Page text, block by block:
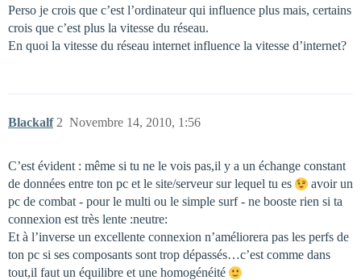
Perso je crois que c’est l’ordinateur qui influence plus mais, certains
crois que c’est plus la vitesse du réseau.
En quoi la vitesse du réseau internet influence la vitesse d’internet?
Blackalf Novembre 14, 2010, 1:56
2
C’est évident : même si tu ne le vois pas,il y a un échange constant
de données entre ton pc et le site/serveur sur lequel tu es
avoir un
pc de combat - pour le multi ou le simple surf - ne booste rien si ta
connexion est très lente :neutre:
Et à l’inverse un excellente connexion n’améliorera pas les perfs de
ton pc si ses composants sont trop dépassés…c’est comme dans
tout,il faut un équilibre et une homogénéité